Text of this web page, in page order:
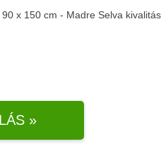
x 150 cm - Madre Selva
»